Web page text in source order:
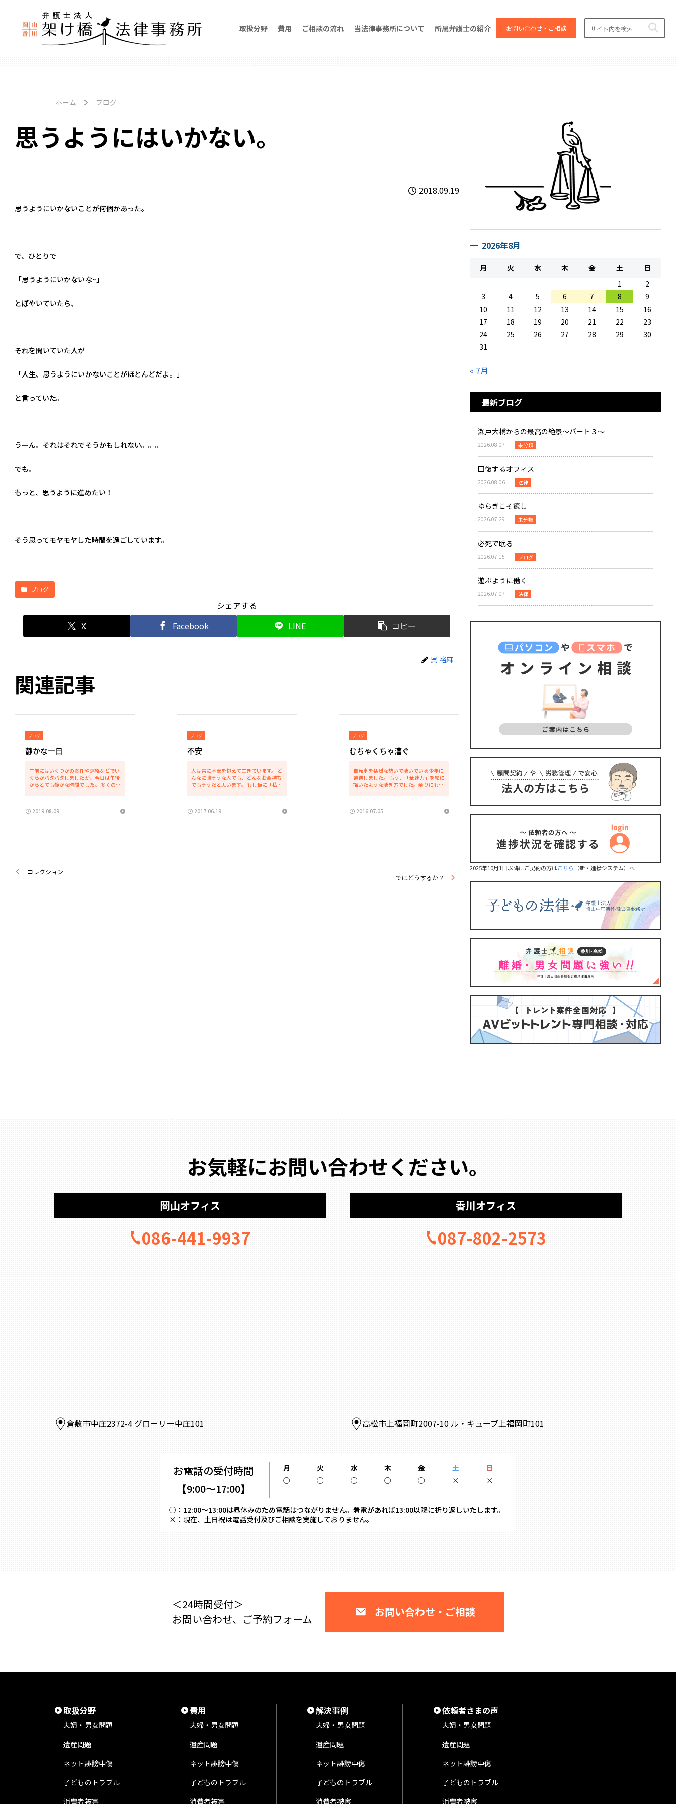
取扱分野 費用 ご相談の流れ 当法律事務所について 所属弁護士の紹介 お問い合わせ・ご相談
ホーム ブログ
思うようにはいかない。
2018.09.19
思うようにいかないことが何個かあった。
で、ひとりで
「思うようにいかないな~」
とぼやいていたら、
それを聞いていた人が
「人生、思うようにいかないことがほとんどだよ。」
と言っていた。
うーん。それはそれでそうかもしれない。。。
でも。
もっと、思うように進めたい！
そう思ってモヤモヤした時間を過ごしています。
ブログ
シェアする
X
Facebook LINE コピー
呉 裕麻
関連記事
ブログ
静かな一日
午前にはいくつかの案件や連絡などでい
くらかバタバタしましたが、今日は午後
からとても静かな時間でした。 多くの方
明日からしばらく夏休...
2019.08.09
ブログ
不安
人は常に不安を抱えて生きています。 ど
んなに強そうな人でも、どんなお金持ち
でもそうだと思います。 もし仮に「私は
は、それが生きるため...
2017.06.19
ブログ
むちゃくちゃ漕ぐ
自転車を猛烈な勢いで漕いでいる少年に
遭遇しました。 もう、「全速力」を絵に
描いたような漕ぎ方でした。余りにも勢
いるお友達らしき女の...
2016.07.05
コレクション
ではどうするか？
2026年8月
月 火 水 木 金 土
日
1
2
3
4 5 6 7 8
9
10
11 12 13 14 15
16
17
18 19 20 21 22
23
24
25 26 27 28 29
30
31
« 7月
最新ブログ
瀬戸大橋からの最高の絶景～パート３～
2026.08.07 未分類
回復するオフィス
2026.08.06 法律
ゆらぎこそ癒し
2026.07.29 未分類
必死で眠る
2026.07.15 ブログ
遊ぶように働く
2026.07.07 法律
2025年10月1日以降にご契約の方はこちら （新・進捗システム）へ
お気軽にお問い合わせください。
岡山オフィス
086-441-9937
倉敷市中庄2372-4 グローリー中庄101
香川オフィス
087-802-2573
高松市上福岡町2007-10 ル・キューブ上福岡町101
お電話の受付時間
【9:00～17:00】
月 火 水 木 金 土
日
○
○ ○ ○ ○ × ×
○： 12:00～13:00は昼休みのため電話はつながりません。着電があれば13:00以降に折り返しいたします。
×： 現在、土日祝は電話受付及びご相談を実施しておりません。
＜24時間受付＞
お問い合わせ、ご予約フォーム
お問い合わせ・ご相談
取扱分野
夫婦・男女問題
遺産問題
ネット誹謗中傷
子どものトラブル
消費者被害
費用
夫婦・男女問題
遺産問題
ネット誹謗中傷
子どものトラブル
消費者被害
解決事例
夫婦・男女問題
遺産問題
ネット誹謗中傷
子どものトラブル
消費者被害
依頼者さまの声
夫婦・男女問題
遺産問題
ネット誹謗中傷
子どものトラブル
消費者被害